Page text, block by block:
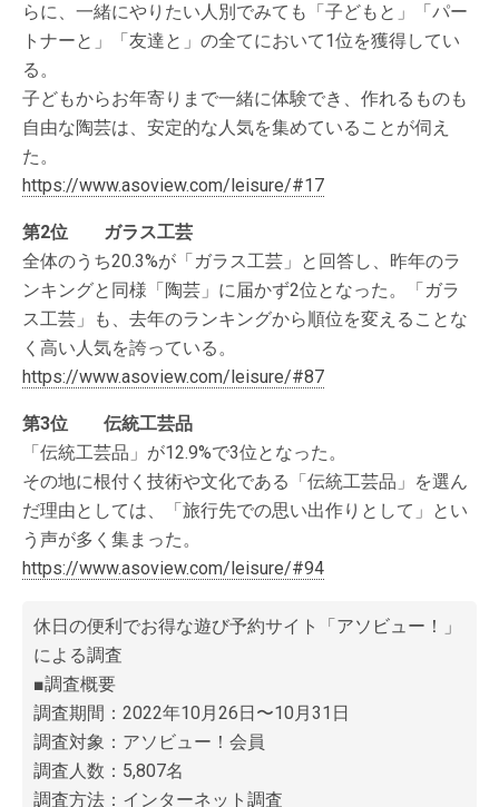
らに、一緒にやりたい人別でみても「子どもと」「パー
トナーと」「友達と」の全てにおいて1位を獲得してい
る。
子どもからお年寄りまで一緒に体験でき、作れるものも
自由な陶芸は、安定的な人気を集めていることが伺え
た。
https://www.asoview.com/leisure/#17
第2位 ガラス工芸
全体のうち20.3%が「ガラス工芸」と回答し、昨年のラ
ンキングと同様「陶芸」に届かず2位となった。「ガラ
ス工芸」も、去年のランキングから順位を変えることな
く高い人気を誇っている。
https://www.asoview.com/leisure/#87
第3位 伝統工芸品
「伝統工芸品」が12.9%で3位となった。
その地に根付く技術や文化である「伝統工芸品」を選ん
だ理由としては、「旅行先での思い出作りとして」とい
う声が多く集まった。
https://www.asoview.com/leisure/#94
休日の便利でお得な遊び予約サイト「アソビュー！
」
による調査
■調査概要
調査期間：2022年10月26日〜10月31日
調査対象：アソビュー！会員
調査人数：5,807名
調査方法：インターネット調査